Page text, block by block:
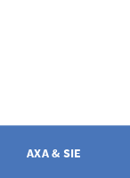
AXA & SIE